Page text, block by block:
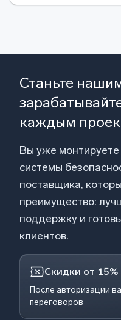
Станьте
каждым
Вы уже монтируете
системы
поставщика,
преимущество:
поддержку и
клиентов.
Скидки от 15%
После авторизации
переговоров